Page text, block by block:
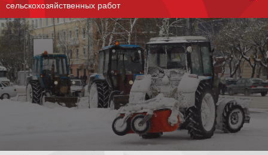
сельскохозяйственных работ